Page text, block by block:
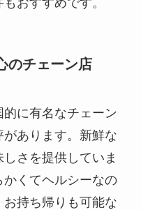
おすすめです。
のチェーン店
的に有名なチェーン
あります。新鮮な
さを提供していま
くてヘルシーなの
持ち帰りも可能な